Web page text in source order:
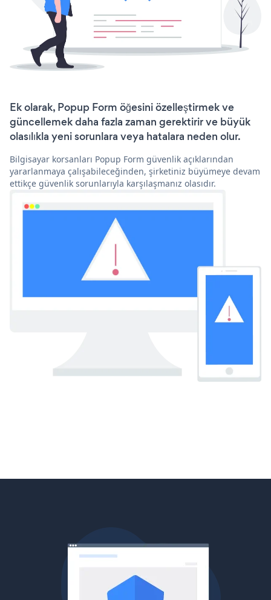
Ek olarak, Popup Form öğesini özelleştirmek ve
güncellemek daha fazla zaman gerektirir ve büyük
olasılıkla yeni sorunlara veya hatalara neden olur.
Bilgisayar korsanları Popup Form güvenlik açıklarından
yararlanmaya çalışabileceğinden, şirketiniz büyümeye devam
ettikçe güvenlik sorunlarıyla karşılaşmanız olasıdır.